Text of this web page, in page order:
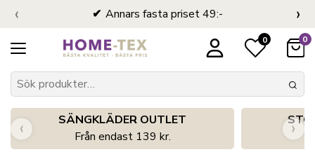
Annars fasta priset 49:-
‹ ›
0 0
SÄNGKLÄDER OUTLET
Från endast 139 kr.
‹ ›